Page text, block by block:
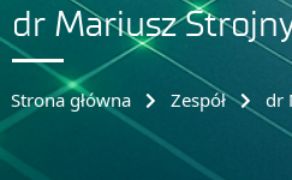
dr Mariusz
Strona główna Zespół dr